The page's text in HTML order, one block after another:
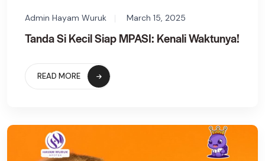
Admin Hayam Wuruk March 15, 2025
Tanda Si Kecil Siap MPASI: Kenali Waktunya!
READ MORE